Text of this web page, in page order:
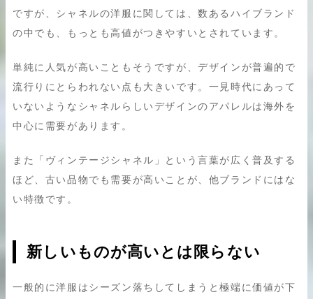
ですが、シャネルの洋服に関しては、数あるハイブランド
の中でも、もっとも高値がつきやすいとされています。
単純に人気が高いこともそうですが、デザインが普遍的で
流行りにとらわれない点も大きいです。一見時代にあって
いないようなシャネルらしいデザインのアパレルは海外を
中心に需要があります。
また「ヴィンテージシャネル」という言葉が広く普及する
ほど、古い品物でも需要が高いことが、他ブランドにはな
い特徴です。
新しいものが高いとは限らない
一般的に洋服はシーズン落ちしてしまうと極端に価値が下